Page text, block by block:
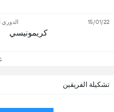
تشكيلة الفريقين
كريمونيسي
الدوري 15/01/22